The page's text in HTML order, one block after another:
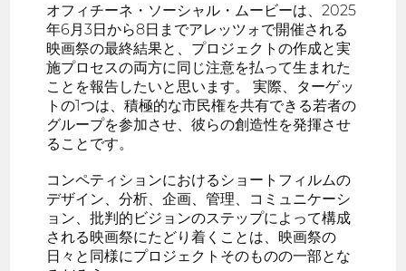
オフィチーネ・ソーシャル・ムービーは、2025
年6月3日から8日までアレッツォで開催される
映画祭の最終結果と、プロジェクトの作成と実
施プロセスの両方に同じ注意を払って生まれた
ことを報告したいと思います。 実際、ターゲッ
トの1つは、積極的な市民権を共有できる若者の
グループを参加させ、彼らの創造性を発揮させ
ることです。
コンペティションにおけるショートフィルムの
デザイン、分析、企画、管理、コミュニケーシ
ョン、批判的ビジョンのステップによって構成
される映画祭にたどり着くことは、映画祭の
日々と同様にプロジェクトそのものの一部とな